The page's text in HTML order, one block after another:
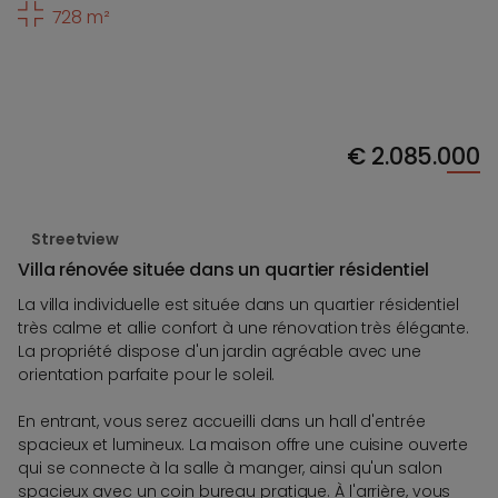
728 m²
€2.085.000
Streetview
Villa rénovée située dans un quartier résidentiel
La villa individuelle est située dans un quartier résidentiel
très calme et allie confort à une rénovation très élégante.
La propriété dispose d'un jardin agréable avec une
orientation parfaite pour le soleil.
En entrant, vous serez accueilli dans un hall d'entrée
spacieux et lumineux. La maison offre une cuisine ouverte
qui se connecte à la salle à manger, ainsi qu'un salon
spacieux avec un coin bureau pratique. À l'arrière, vous